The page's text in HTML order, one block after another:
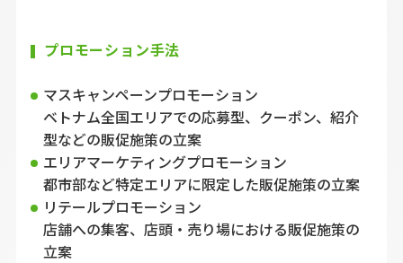
プロモーション手法
マスキャンペーンプロモーション
ベトナム全国エリアでの応募型、クーポン、紹介
型などの販促施策の立案
エリアマーケティングプロモーション
都市部など特定エリアに限定した販促施策の立案
リテールプロモーション
店舗への集客、店頭・売り場における販促施策の
立案